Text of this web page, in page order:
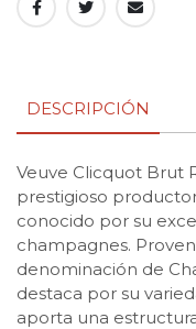
DESCRIPCIÓN
Veuve Clicquot Brut
prestigioso
conocido por su
champagnes.
denominación de
destaca por su
aporta una